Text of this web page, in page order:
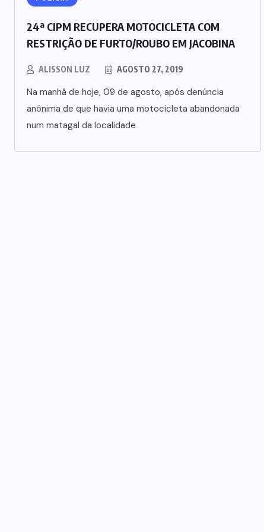
24ª CIPM RECUPERA MOTOCICLETA COM
RESTRIÇÃO DE FURTO/ROUBO EM JACOBINA
ALISSON LUZ AGOSTO 27, 2019
Na manhã de hoje, 09 de agosto, após denúncia
anônima de que havia uma motocicleta abandonada
num matagal da localidade